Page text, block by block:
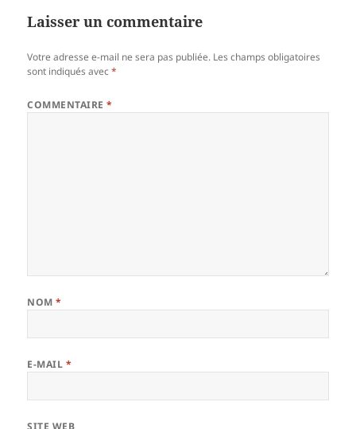
Laisser un commentaire
Votre adresse e-mail ne sera pas publiée. Les champs obligatoires
sont indiqués avec*
COMMENTAIRE*
NOM*
E-MAIL *
SITE WEB